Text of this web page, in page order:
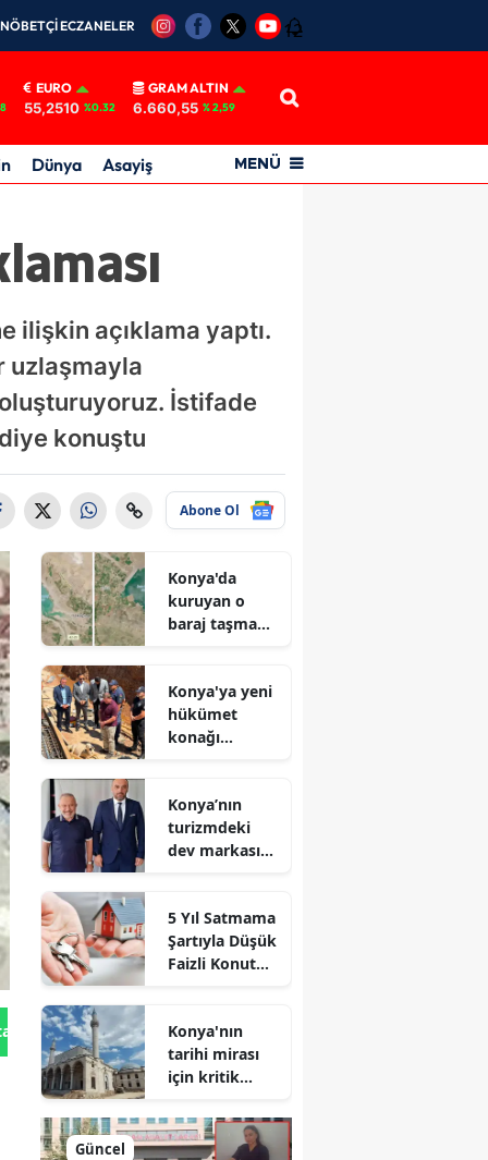
NÖBETÇİ ECZANELER 12
EURO
55,2510 %0.32
GRAM ALTIN
6.660,55 % 2,59
Dünya Asayiş MENÜ
ilişkin açıklama yaptı.
uzlaşmayla
İstifade
konuştu
Abone Ol
Gönder
Konya'da
kuruyan o
baraj taşma
Konya'ya yeni
hükümet
konağı
Konya’nın
turizmdeki
dev markası
de zirveye
oynuyor
5 Yıl Satmama
Şartıyla Düşük
Faizli Konut
Konya'nın
tarihi mirası
için kritik
durum
açıklandı
Güncel